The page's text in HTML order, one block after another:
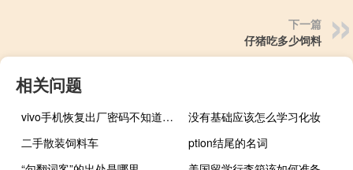
下一篇
仔猪吃多少饲料
相关问题
vivo手机恢复出厂密码不知道怎么办（vivo手机恢复出厂密码）
没有基础应该怎么学习化妆
二手散装饲料车
ption结尾的名词